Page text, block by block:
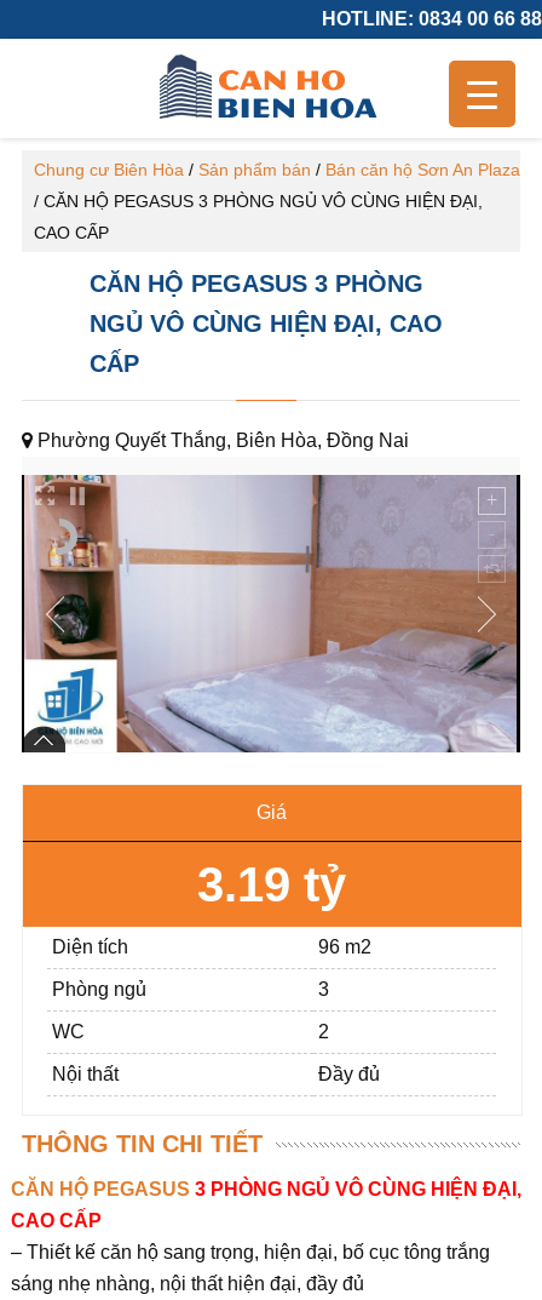
HOTLINE: 0834 00 66 88
Chung cư Biên Hòa / Sản phẩm bán / Bán căn hộ Sơn An Plaza
/ CĂN HỘ PEGASUS 3 PHÒNG NGỦ VÔ CÙNG HIỆN ĐẠI,
CAO CẤP
CĂN HỘ PEGASUS 3 PHÒNG
NGỦ VÔ CÙNG HIỆN ĐẠI, CAO
CẤP
Phường Quyết Thắng, Biên Hòa, Đồng Nai
Giá
3.19 tỷ
Diện tích 96 m2
Phòng ngủ 3
WC 2
Nội thất Đầy đủ
THÔNG TIN CHI TIẾT
CĂN HỘ PEGASUS 3 PHÒNG NGỦ VÔ CÙNG HIỆN ĐẠI,
CAO CẤP
– Thiết kế căn hộ sang trọng, hiện đại, bố cục tông trắng
sáng nhẹ nhàng, nội thất hiện đại, đầy đủ